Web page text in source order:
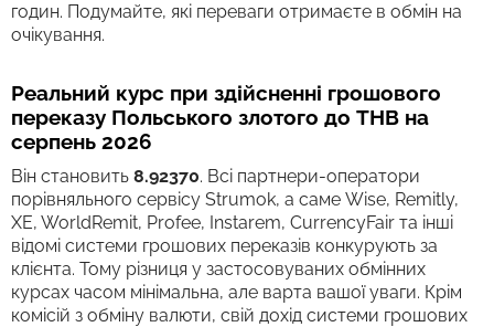
годин. Подумайте, які переваги отримаєте в обмін на
очікування.
Реальний курс при здійсненні грошового
переказу Польського злотого до THB на
серпень 2026
Він становить 8.92370. Всі партнери-оператори
порівняльного сервісу Strumok, а саме Wise, Remitly,
XE, WorldRemit, Profee, Instarem, CurrencyFair та інші
відомі системи грошових переказів конкурують за
клієнта. Тому різниця у застосовуваних обмінних
курсах часом мінімальна, але варта вашої уваги. Крім
комісій з обміну валюти, свій дохід системи грошових